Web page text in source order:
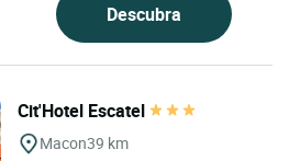
Descubra
Cit'Hotel Escatel
Macon39 km